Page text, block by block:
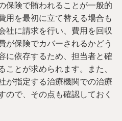
保険で賄われることが一般的
用を最初に立て替える場合も
社に請求を行い、費用を回収
が保険でカバーされるかどう
に依存するため、担当者と確
ことが求められます。また、
が指定する治療機関での治療
ので、その点も確認しておく